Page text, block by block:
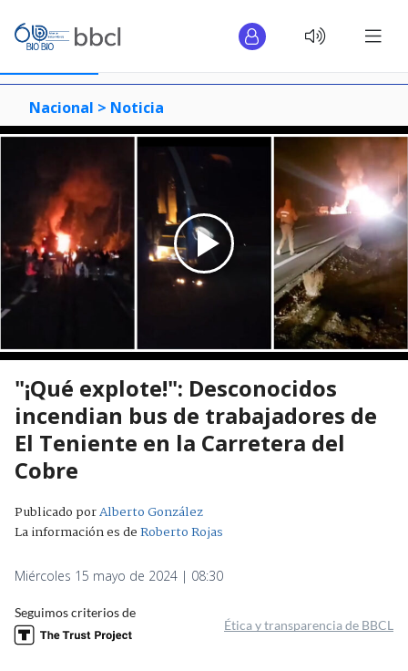
Nacional > Noticia
"¡Qué explote!": Desconocidos
incendian bus de trabajadores de
El Teniente en la Carretera del
Cobre
Publicado porAlberto González
La información es deRoberto Rojas
Miércoles 15 mayo de 2024 | 08:30
Seguimos criterios de
Ética y transparencia de BBCL